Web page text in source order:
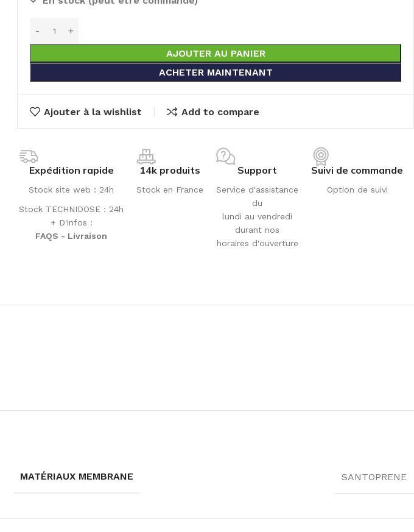
AJOUTER AU PANIER
ACHETER MAINTENANT
Ajouter à la wishlist Add to compare
Expédition rapide
Stock site web : 24h
Stock TECHNIDOSE : 24h
+ D'infos :
FAQS - Livraison
14k produits
Stock en France
Support
Service d'assistance
du
lundi au vendredi
durant nos
horaires d'ouverture
Suivi de commande
Option de suivi
MATÉRIAUX MEMBRANE SANTOPRENE